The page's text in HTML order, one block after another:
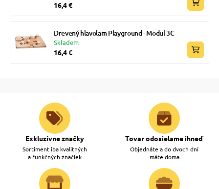
16,4 €
Drevený hlavolam Playground - Modul 3C
Skladem
16,4 €
Exkluzívne značky
Sortiment iba kvalitných
a funkčných značiek
Tovar odosielame ihneď
Objednáte a do dvoch dní
máte doma